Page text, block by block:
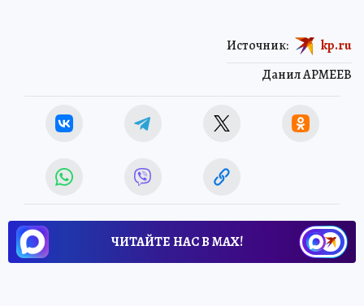
Данил АРМЕЕВ
Источник: kp.ru
ЧИТАЙТЕ НАС В МАХ!